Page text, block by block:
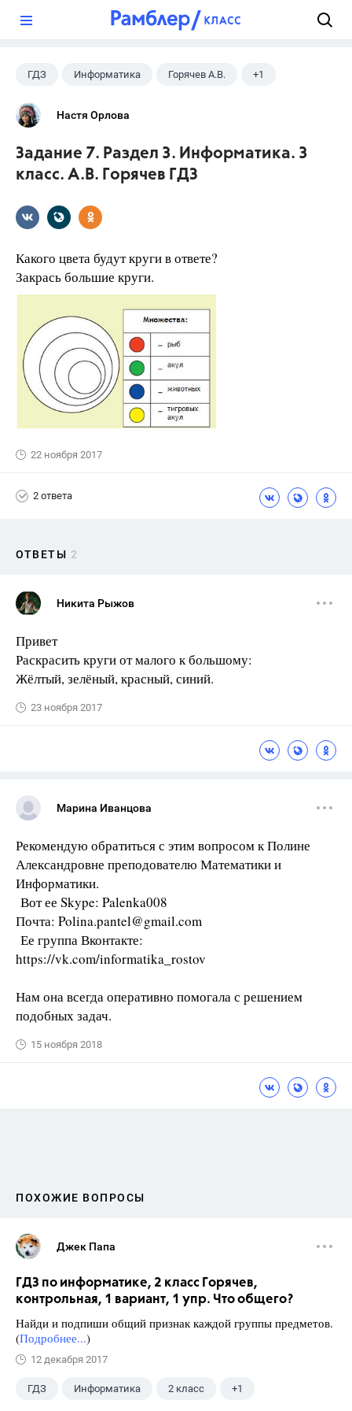
ГДЗ Информатика Горячев А.В. +1
3 класс
Настя Орлова
Задание 7. Раздел 3. Информатика. 3
класс. А.В. Горячев ГДЗ
Какого цвета будут круги в ответе?
Закрась большие круги.
22 ноября 2017
2 ответа
ОТВЕТЫ 2
Никита Рыжов
Привет
Раскрасить круги от малого к большому:
Жёлтый, зелёный, красный, синий.
23 ноября 2017
Марина Иванцова
Рекомендую обратиться с этим вопросом к Полине
Александровне преподователю Математики и
Информатики.
Вот ее Skype: Palenka008
Почта: Polina.pantel@gmail.com
Ее группа Вконтакте:
https://vk.com/informatika_rostov
Нам она всегда оперативно помогала с решением
подобных задач.
15 ноября 2018
ПОХОЖИЕ ВОПРОСЫ
Джек Папа
ГДЗ по информатике, 2 класс Горячев,
контрольная, 1 вариант, 1 упр. Что общего?
Найди и подпиши общий признак каждой группы предметов.
(Подробнее...)
12 декабря 2017
ГДЗ Информатика 2 класс +1